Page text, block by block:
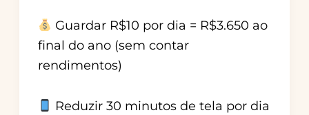
Guardar R$10 por dia = R$3.650 ao
final do ano (sem contar
rendimentos)
Reduzir 30 minutos de tela por dia